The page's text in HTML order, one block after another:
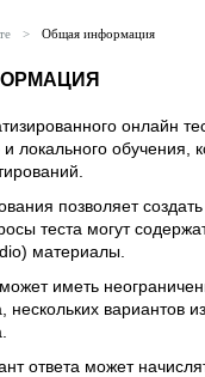
> Общая информация
онлайн
локального обучения,
позволяет
теста могут
материалы.
иметь
нескольких вариантов
ответа может